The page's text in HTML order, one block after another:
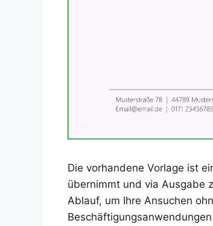
Die vorhandene Vorlage ist
übernimmt und via Ausgabe
Ablauf, um Ihre Ansuchen